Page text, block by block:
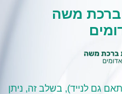
ברכת משה
גם לנייד), בשלב זה, ניתן